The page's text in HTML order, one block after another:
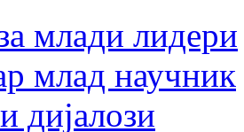
млади лидери
млад научник
дијалози